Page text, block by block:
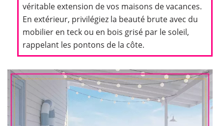
véritable extension de vos maisons de vacances.
En extérieur, privilégiez la beauté brute avec du
mobilier en teck ou en bois grisé par le soleil,
rappelant les pontons de la côte.